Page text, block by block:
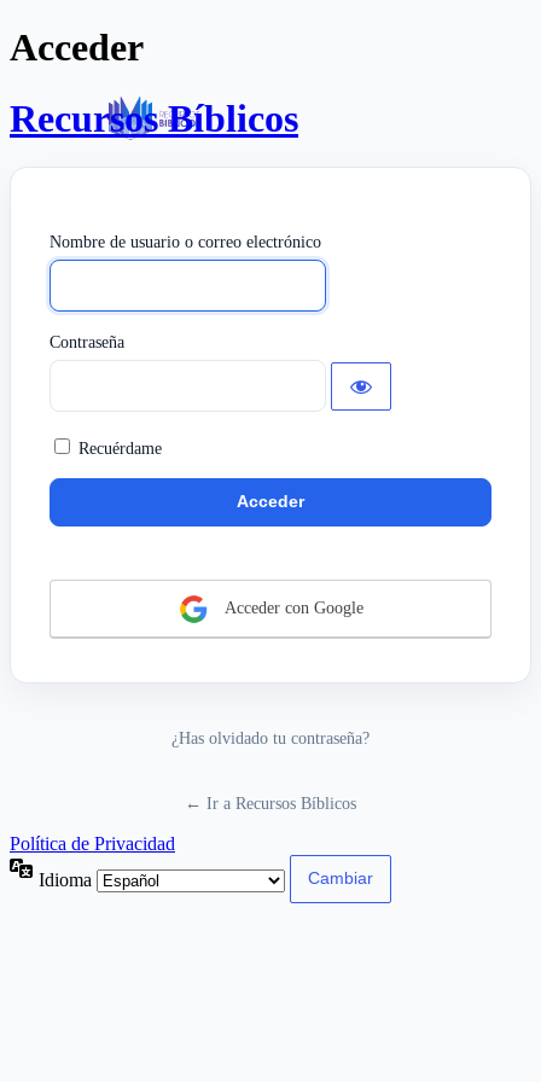
Acceder
Recursos Bíblicos
Nombre de usuario o correo electrónico
Contraseña
Recuérdame
Acceder con Google
¿Has olvidado tu contraseña?
← Ir a Recursos Bíblicos
Política de Privacidad
Idioma